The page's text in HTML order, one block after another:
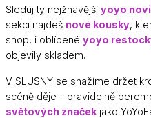
Sleduj ty nejžhavější yoyo
sekci najdeš nové kousky,
shop, i oblíbené yoyo
objevily skladem.
V SLUSNY se snažíme držet
scéně děje – pravidelně
světových značek jako